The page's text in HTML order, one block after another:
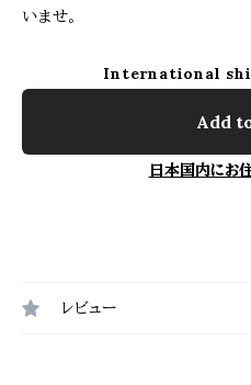
いませ。
International
Add
日本国内にお
レビュー